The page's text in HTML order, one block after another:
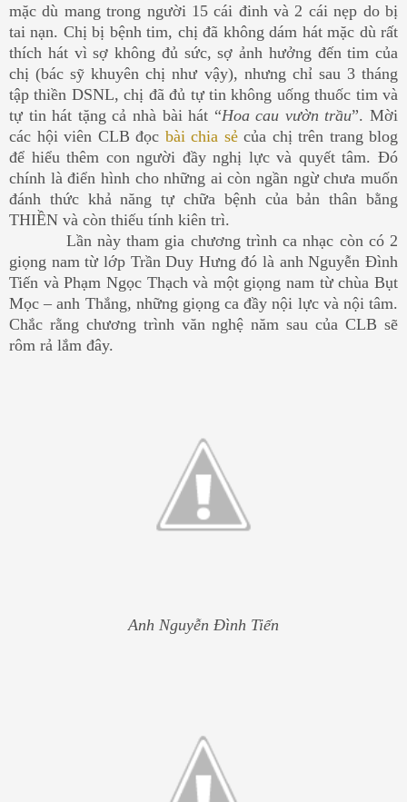
mặc dù mang trong người 15 cái đinh và 2 cái nẹp do bị
tai nạn. Chị bị bệnh tim, chị đã không dám hát mặc dù rất
thích hát vì sợ không đủ sức, sợ ảnh hưởng đến tim của
chị (bác sỹ khuyên chị như vậy), nhưng chỉ sau 3 tháng
tập thiền DSNL, chị đã đủ tự tin không uống thuốc tim và
tự tin hát tặng cả nhà bài hát “Hoa cau vườn trầu”. Mời
các hội viên CLB đọc bài chia sẻcủa chị trên trang blog
để hiểu thêm con người đầy nghị lực và quyết tâm. Đó
chính là điển hình cho những ai còn ngần ngừ chưa muốn
đánh thức khả năng tự chữa bệnh của bản thân bằng
THIỀN và còn thiếu tính kiên trì.
Lần này tham gia chương trình ca nhạc còn có 2
giọng nam từ lớp Trần Duy Hưng đó là anh Nguyễn Đình
Tiến và Phạm Ngọc Thạch và một giọng nam từ chùa Bụt
Mọc – anh Thắng, những giọng ca đầy nội lực và nội tâm.
Chắc rằng chương trình văn nghệ năm sau của CLB sẽ
rôm rả lắm đây.
Anh Nguyễn Đình Tiến